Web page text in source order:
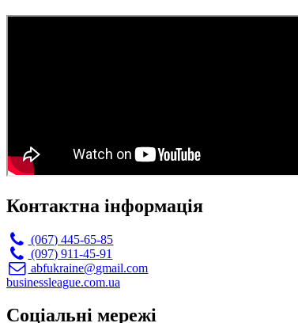
Контактна інформація
(067) 445-65-85
(097) 911-45-91
abfukraine@gmail.com
businessleague.com.ua
Соціальні мережі